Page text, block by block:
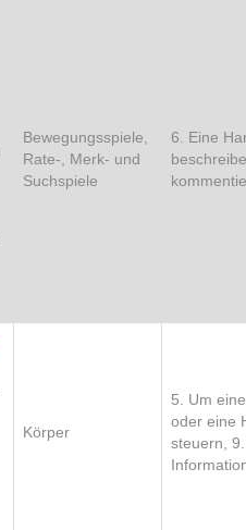
Bewegungsspiele,
Rate-, Merk- und
Suchspiele
6. Eine
Körper
5. Um
oder eine
steuern,